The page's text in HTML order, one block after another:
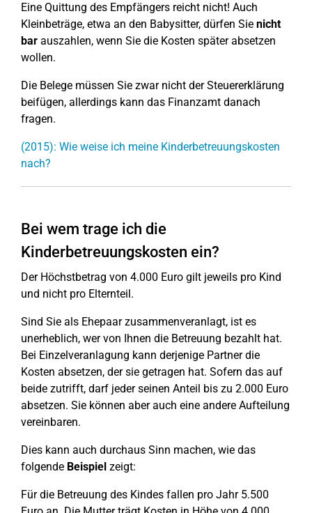
Eine Quittung des Empfängers reicht nicht! Auch
Kleinbeträge, etwa an den Babysitter, dürfen Sie nicht
bar auszahlen, wenn Sie die Kosten später absetzen
wollen.
Die Belege müssen Sie zwar nicht der Steuererklärung
beifügen, allerdings kann das Finanzamt danach
fragen.
(2015): Wie weise ich meine Kinderbetreuungskosten
nach?
Bei wem trage ich die
Kinderbetreuungskosten ein?
Der Höchstbetrag von 4.000 Euro gilt jeweils pro Kind
und nicht pro Elternteil.
Sind Sie als Ehepaar zusammenveranlagt, ist es
unerheblich, wer von Ihnen die Betreuung bezahlt hat.
Bei Einzelveranlagung kann derjenige Partner die
Kosten absetzen, der sie getragen hat. Sofern das auf
beide zutrifft, darf jeder seinen Anteil bis zu 2.000 Euro
absetzen. Sie können aber auch eine andere Aufteilung
vereinbaren.
Dies kann auch durchaus Sinn machen, wie das
folgende Beispiel zeigt:
Für die Betreuung des Kindes fallen pro Jahr 5.500